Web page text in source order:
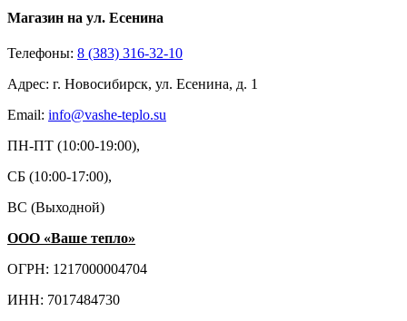
Магазин на ул. Есенина
Телефоны: 8 (383) 316-32-10
Адрес: г. Новосибирск, ул. Есенина, д. 1
Email: info@vashe-teplo.su
ПН-ПТ (10:00-19:00),
СБ (10:00-17:00),
ВС (Выходной)
ООО «Ваше тепло»
ОГРН: 1217000004704
ИНН: 7017484730